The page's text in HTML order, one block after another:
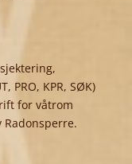
PRO, KPR, SØK)
for våtrom